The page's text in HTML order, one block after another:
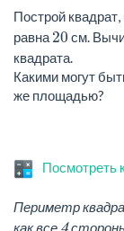
Построй квадрат,
равна 20 см.
квадрата.
Какими могут
же площадью?
Посмотреть
Периметр
как все